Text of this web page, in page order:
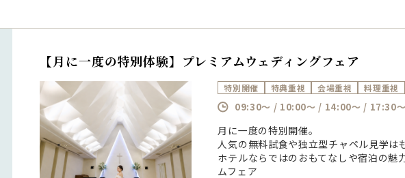
【月に一度の特別体験】プレミアムウェディングフェア
特別開催 特典重視 会場重視 料理重視
09:30～ / 10:00～ / 14:00～ / 17:30～
月に一度の特別開催。
人気の無料試食や独立型チャペル見学は
ホテルならではのおもてなしや宿泊の魅
ムフェア